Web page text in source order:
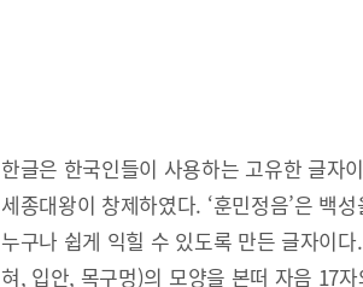
한글은 한국인들이 사용하는 고유한 글자
세종대왕이 창제하였다. ‘훈민정음’은 백
누구나 쉽게 익힐 수 있도록 만든 글자이
혀, 입안, 목구멍)의 모양을 본떠 자음 17